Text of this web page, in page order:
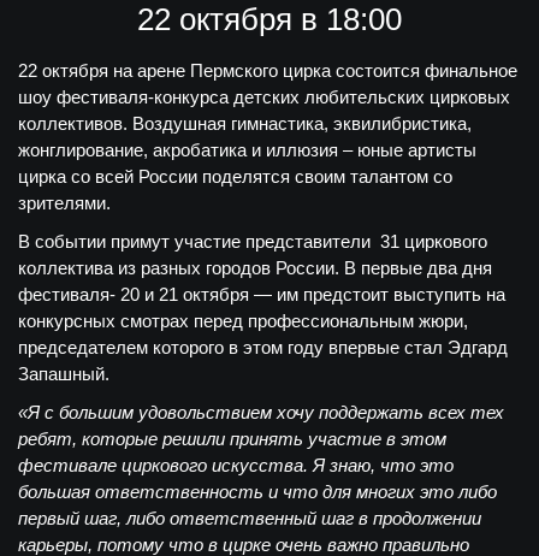
22 октября в 18:00
22 октября на арене Пермского цирка состоится финальное
шоу фестиваля-конкурса детских любительских цирковых
коллективов. Воздушная гимнастика, эквилибристика,
жонглирование, акробатика и иллюзия – юные артисты
цирка со всей России поделятся своим талантом со
зрителями.
В событии примут участие представители 31 циркового
коллектива из разных городов России. В первые два дня
фестиваля- 20 и 21 октября — им предстоит выступить на
конкурсных смотрах перед профессиональным жюри,
председателем которого в этом году впервые стал Эдгард
Запашный.
«Я с большим удовольствием хочу поддержать всех тех
ребят, которые решили принять участие в этом
фестивале циркового искусства. Я знаю, что это
большая ответственность и что для многих это либо
первый шаг, либо ответственный шаг в продолжении
карьеры, потому что в цирке очень важно правильно